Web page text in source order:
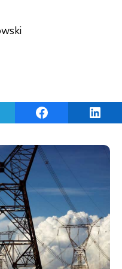
on TelegramShare on Facebook